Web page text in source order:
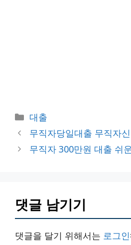
카
테
고
리
대출
무직자당일대출 무직자
무직자 300만원 대출 쉬
댓글 남기기
댓글을 달기 위해서는 로그인